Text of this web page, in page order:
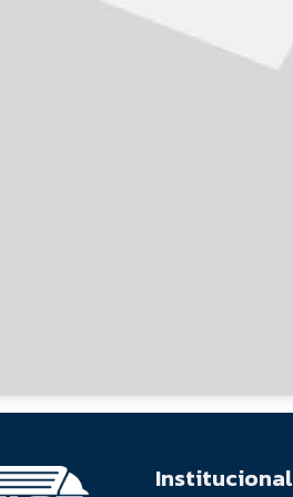
Institucional